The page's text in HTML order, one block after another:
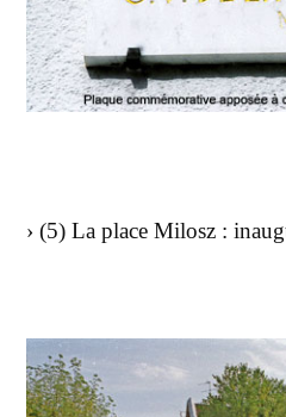
› (5) La place Milosz :